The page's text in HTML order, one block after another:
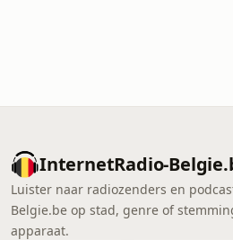
InternetRadio-
Luister naar radiozenders en
Belgie.be op stad, genre of
apparaat.